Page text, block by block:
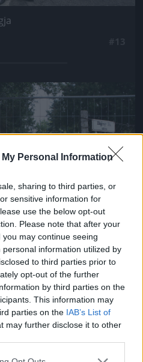
Personal Information
sharing to third parties, or
sensitive information for
use the below opt-out
Please note that after your
may continue seeing
information utilized by
to third parties prior to
opt-out of the further
by third parties on the
This information may
parties on the IAB’s List of
may further disclose it to other
uses one or more Google
kép!
#14
kép!